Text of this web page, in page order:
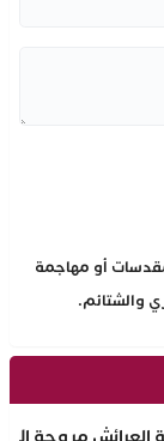
أو مهاجمة
والشتائم.